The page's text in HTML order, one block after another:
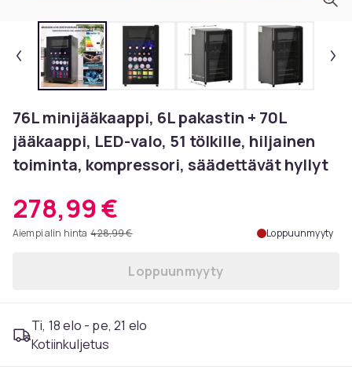
76L minijääkaappi, 6L pakastin + 70L
jääkaappi, LED-valo, 51 tölkille, hiljainen
toiminta, kompressori, säädettävät hyllyt
278,99 €
Aiempi alin hinta 428,99 € Loppuunmyyty
Loppuunmyyty
Ti, 18 elo - pe, 21 elo
Kotiinkuljetus